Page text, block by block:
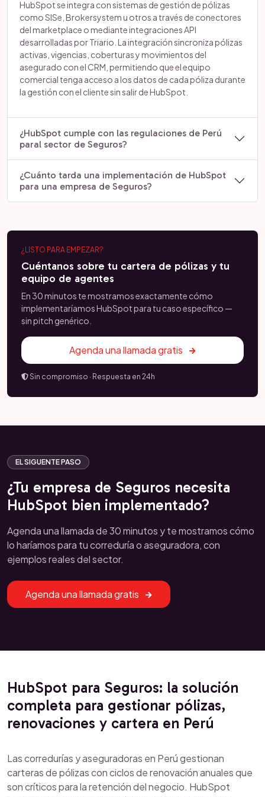
HubSpot se integra con sistemas de gestión de pólizas
como SISe, Brokersystem u otros a través de conectores
del marketplace o mediante integraciones API
desarrolladas por Triario. La integración sincroniza pólizas
activas, vigencias, coberturas y movimientos del
asegurado con el CRM, permitiendo que el equipo
comercial tenga acceso a los datos de cada póliza durante
la gestión con el cliente sin salir de HubSpot.
¿HubSpot cumple con las regulaciones de Perú
paral sector de Seguros?
¿Cuánto tarda una implementación de HubSpot
para una empresa de Seguros?
¿LISTO PARA EMPEZAR?
Cuéntanos sobre tu cartera de pólizas y tu
equipo de agentes
En 30 minutos te mostramos exactamente cómo
implementaríamos HubSpot para tu caso específico —
sin pitch genérico.
Agenda una llamada gratis
Sin compromiso · Respuesta en 24h
EL SIGUENTE PASO
¿Tu empresa de Seguros necesita
HubSpot bien implementado?
Agenda una llamada de 30 minutos y te mostramos cómo
lo haríamos para tu correduría o aseguradora, con
ejemplos reales del sector.
Agenda una llamada gratis
HubSpot para Seguros: la solución
completa para gestionar pólizas,
renovaciones y cartera en Perú
Las corredurías y aseguradoras en Perú gestionan
carteras de pólizas con ciclos de renovación anuales que
son críticos para la retención del negocio. HubSpot